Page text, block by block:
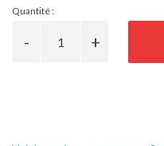
Quantité :